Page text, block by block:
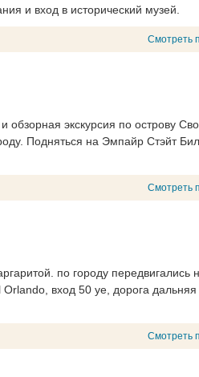
и вход в исторический музей.
Смотреть
обзорная экскурсия по острову
Подняться на Эмпайр Стэйт
Смотреть
по городу передвигались
вход 50 уе, дорога
Смотреть